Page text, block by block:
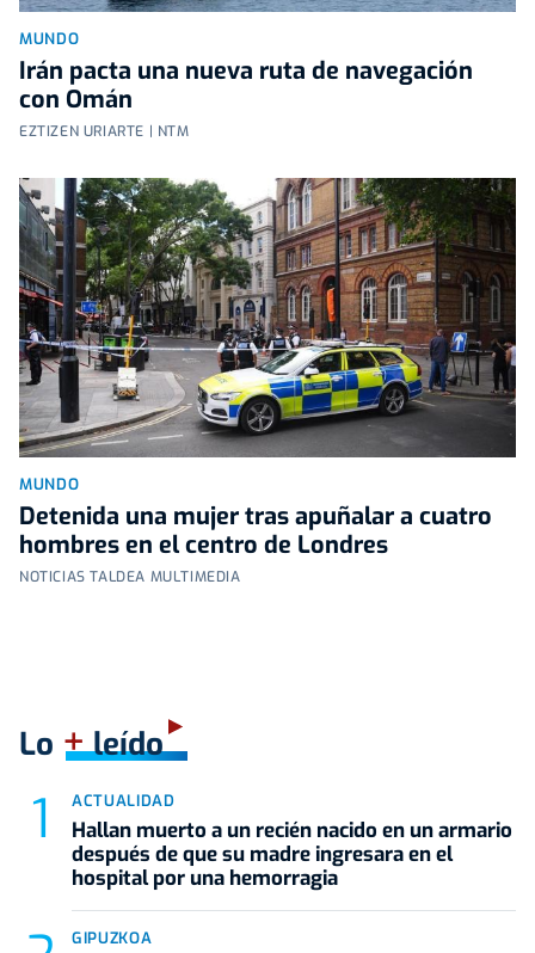
MUNDO
Irán pacta una nueva ruta de navegación
con Omán
EZTIZEN URIARTE | NTM
MUNDO
Detenida una mujer tras apuñalar a cuatro
hombres en el centro de Londres
NOTICIAS TALDEA MULTIMEDIA
Lo +leído
ACTUALIDAD
Hallan muerto a un recién nacido en un armario
después de que su madre ingresara en el
hospital por una hemorragia
GIPUZKOA